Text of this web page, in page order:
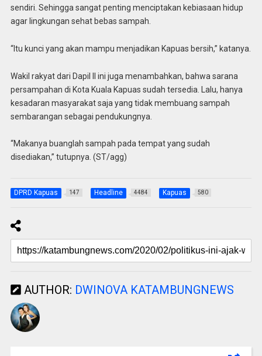
sendiri. Sehingga sangat penting menciptakan kebiasaan hidup
agar lingkungan sehat bebas sampah.
“Itu kunci yang akan mampu menjadikan Kapuas bersih,” katanya.
Wakil rakyat dari Dapil II ini juga menambahkan, bahwa sarana
persampahan di Kota Kuala Kapuas sudah tersedia. Lalu, hanya
kesadaran masyarakat saja yang tidak membuang sampah
sembarangan sebagai pendukungnya.
“Makanya buanglah sampah pada tempat yang sudah
disediakan,” tutupnya. (ST/agg)
DPRD Kapuas 147 Headline 4484 Kapuas 580
AUTHOR: DWINOVA KATAMBUNGNEWS